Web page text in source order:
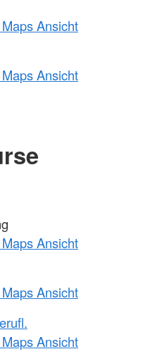
Ansicht
Ansicht
Ansicht
Ansicht
Ansicht